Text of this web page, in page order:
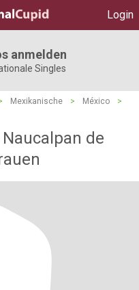
Login
anmelden
Singles
Mexikanische > México
>
de